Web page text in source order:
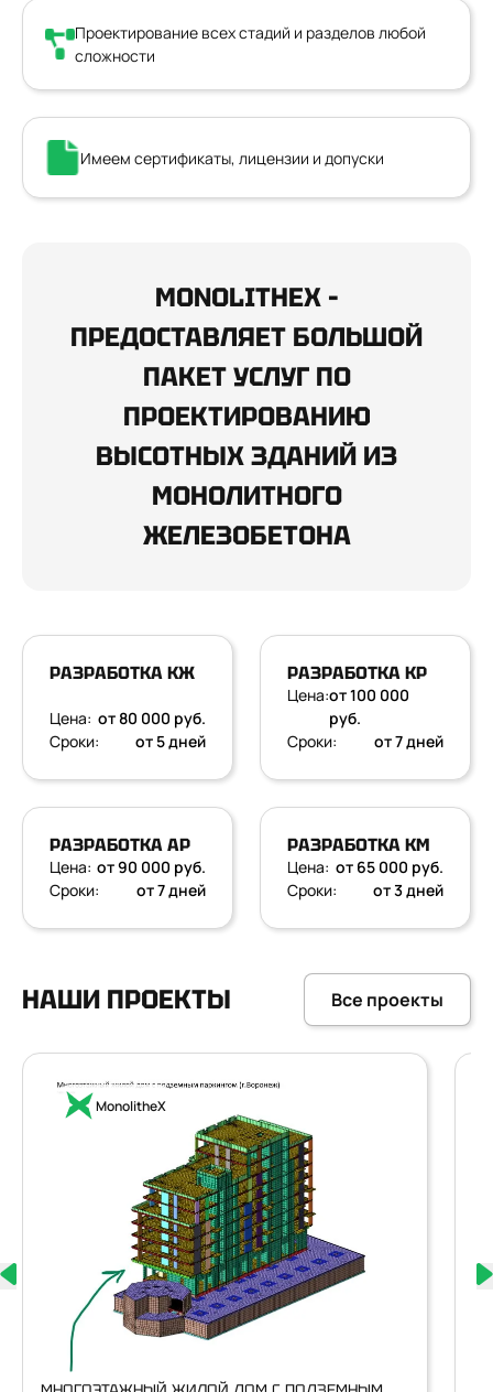
Проектирование всех стадий и разделов любой
сложности
Имеем сертификаты, лицензии и допуски
MONOLITHEX –
ПРЕДОСТАВЛЯЕТ БОЛЬШОЙ
ПАКЕТ УСЛУГ ПО
ПРОЕКТИРОВАНИЮ
ВЫСОТНЫХ ЗДАНИЙ ИЗ
МОНОЛИТНОГО
ЖЕЛЕЗОБЕТОНА
РАЗРАБОТКА КЖ
Цена: от 80 000 руб.
Сроки:
от 5 дней
РАЗРАБОТКА КР
Цена:от 100 000
руб.
Сроки:
от 7 дней
РАЗРАБОТКА АР
Цена: от 90 000 руб.
Сроки:
от 7 дней
РАЗРАБОТКА КМ
Цена: от 65 000 руб.
Сроки:
от 3 дней
НАШИ ПРОЕКТЫ Все проекты
MonolitheX